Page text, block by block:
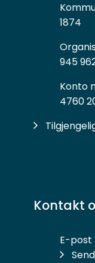
1874
945
Konto
4760
Kontakt
E-post